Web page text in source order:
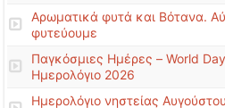
Αρωματικά φυτά και Βότανα.
φυτεύουμε
Παγκόσμιες Ημέρες – World
Ημερολόγιο 2026
Ημερολόγιο νηστείας